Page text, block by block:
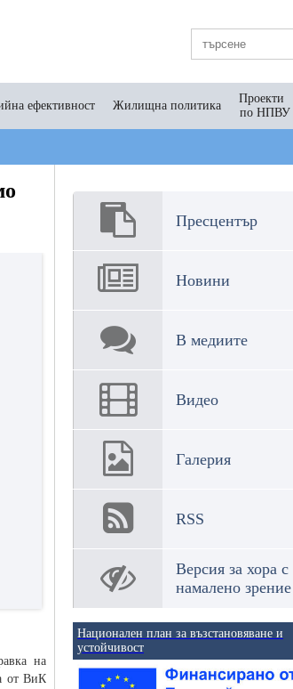
ефективност Жилищна политика
Проекти
по НПВУ
на
от ВиК
Пресцентър
Новини
В медиите
Видео
Галерия
RSS
Версия за хора с
намалено зрение
Национален план за възстановяване и
устойчивост